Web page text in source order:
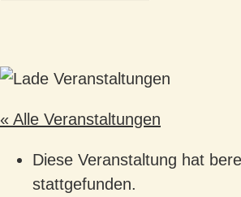
« Alle Veranstaltungen
Diese Veranstaltung hat
stattgefunden.